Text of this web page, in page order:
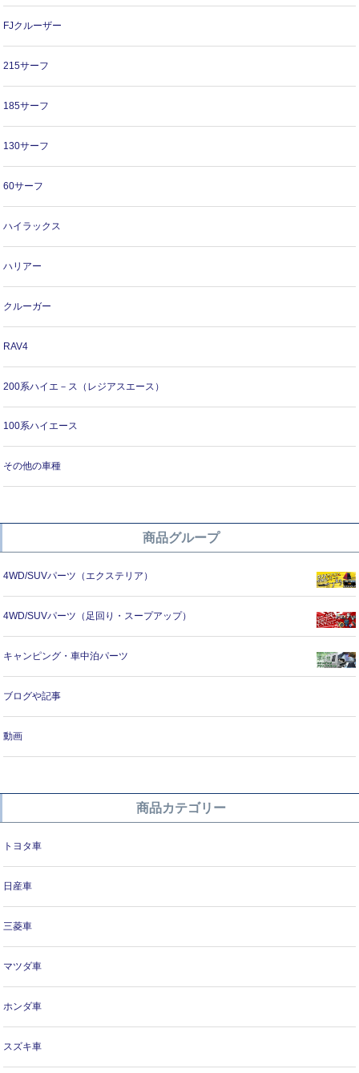
FJクルーザー
215サーフ
185サーフ
130サーフ
60サーフ
ハイラックス
ハリアー
クルーガー
RAV4
200系ハイエ－ス（レジアスエース）
100系ハイエース
その他の車種
商品グループ
4WD/SUVパーツ（エクステリア）
4WD/SUVパーツ（足回り・スープアップ）
キャンピング・車中泊パーツ
ブログや記事
動画
商品カテゴリー
トヨタ車
日産車
三菱車
マツダ車
ホンダ車
スズキ車